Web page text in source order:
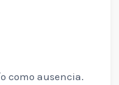
como ausencia.